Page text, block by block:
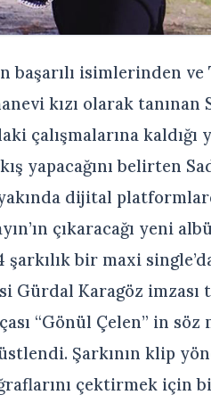
başarılı isimlerinden
kızı olarak tanınan
çalışmalarına
yapacağını belirten
dijital
çıkaracağı yeni
şarkılık bir maxi
Gürdal Karagöz imzası
“Gönül Çelen” in
Şarkının klip
çektirmek için